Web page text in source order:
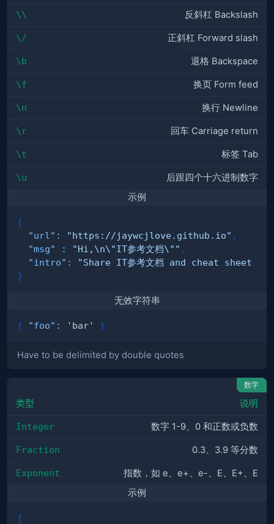
\\ 反斜杠 Backslash
\/ 正斜杠 Forward slash
\b 退格 Backspace
\f 换页 Form feed
\n 换行 Newline
\r 回车 Carriage return
\t 标签 Tab
\u
后跟四个十六进制数字
示例
{
"url" : "https://jaywcjlove.github.io" ,
"msg"
: "Hi,\n\"IT参考文档\"" ,
"intro" :
"Share IT参考文档 and cheat sheet
}
无效字符串
{ "foo" : 'bar' }
Have to be delimited by double quotes
数字
类型 说明
Integer 数字 1-9、0 和正数或负数
Fraction 0.3、3.9 等分数
Exponent
指数，如 e、e+、e-、E、E+、E
示例
{